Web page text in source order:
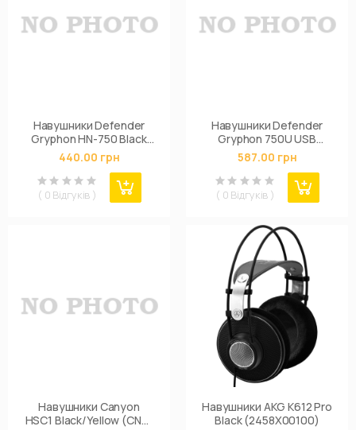
Навушники Defender
Gryphon HN-750 Black
(63750)
440.00 грн
( 0 Відгуків )
Навушники Defender
Gryphon 750U USB
(63752)
587.00 грн
( 0 Відгуків )
Навушники Canyon
HSC1 Black/Yellow (CNS-
Навушники AKG K612 Pro
Black (2458X00100)